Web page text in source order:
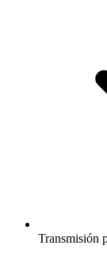
Transmisión